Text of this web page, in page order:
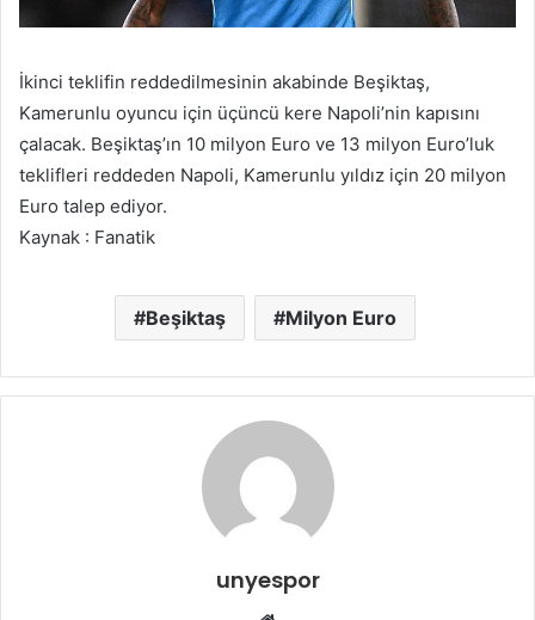
İkinci teklifin reddedilmesinin akabinde Beşiktaş,
Kamerunlu oyuncu için üçüncü kere Napoli’nin kapısını
çalacak. Beşiktaş’ın 10 milyon Euro ve 13 milyon Euro’luk
teklifleri reddeden Napoli, Kamerunlu yıldız için 20 milyon
Euro talep ediyor.
Kaynak : Fanatik
Beşiktaş Milyon Euro
unyespor